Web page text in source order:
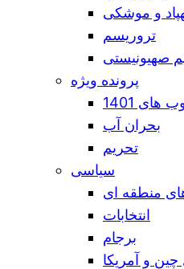
و موشکی
تروریسم
صهیونیستی
پرونده ویژه
های 1401
بحران آب
تحریم
سیاسی
منطقه ای
انتخابات
برجام
چین و آمریکا